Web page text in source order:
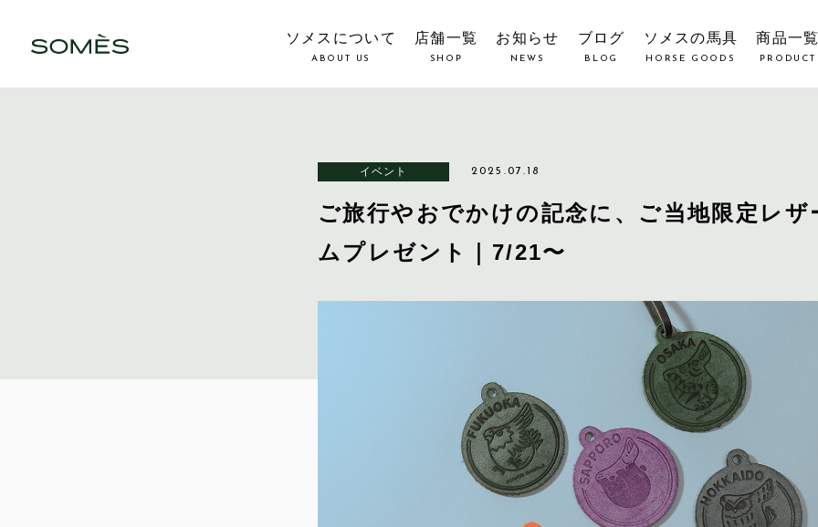
ソメスについて
ABOUT US
店舗一覧
SHOP
お知らせ
NEWS
ブログ
BLOG
ソメスの馬具
HORSE GOODS
商品一
PRODUCT
イベント 2025.07.18
ご旅行やおでかけの記念に、ご当地限定レザ
ムプレゼント｜7/21〜